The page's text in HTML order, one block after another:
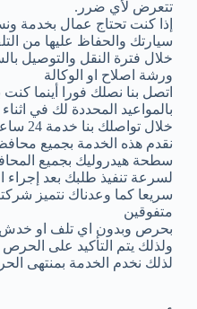
تتعرض لأي ضرر.
إذا كنت تحتاج عمال بخدمة
سيارتك والحفاظ عليها من
خلال فترة النقل والتوصيل
ورشة اصلاح او الوكالة
اتصل بنا نصلك فورا أينما
بالمواعيد المحددة لك في
خلال تواصلك بنا خدمة 24 ساعة على جميع الطرقات.
نقدم هذه الخدمة بجميع
سطحة هيدروليك بجميع
لسرعة تنفيذ طلبك بعد إجراء
سريعا كما وعدناك نتميز
متفوقين
بحرص وبدون اي تلف او خدش
ولذلك يتم التأكيد على الحرص
لذلك نخدم الخدمة بمنتهى